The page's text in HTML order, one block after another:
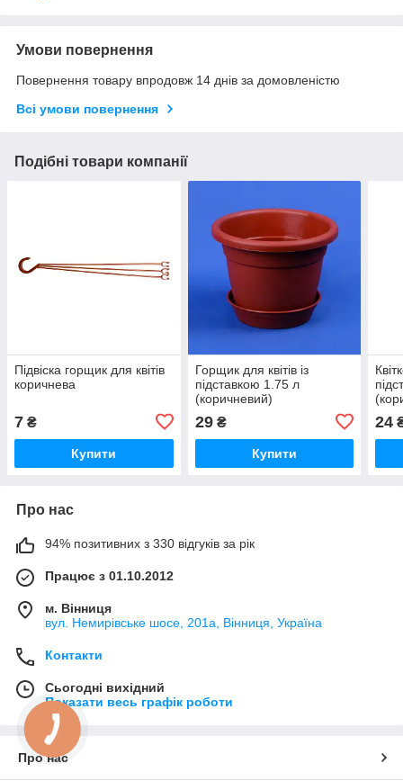
Умови повернення
Повернення товару впродовж 14 днів за домовленістю
Всі умови повернення
Подібні товари компанії
Підвіска горщик для квітів
коричнева
7 ₴
Купити
Горщик для квітів із
підставкою 1.75 л
(коричневий)
29₴
Купити
24
Про нас
94% позитивних з 330 відгуків за рік
Працює з 01.10.2012
м. Вінниця
вул. Немирівське шосе, 201а, Вінниця, Україна
Контакти
Сьогодні вихідний
Показати весь графік роботи
Про нас